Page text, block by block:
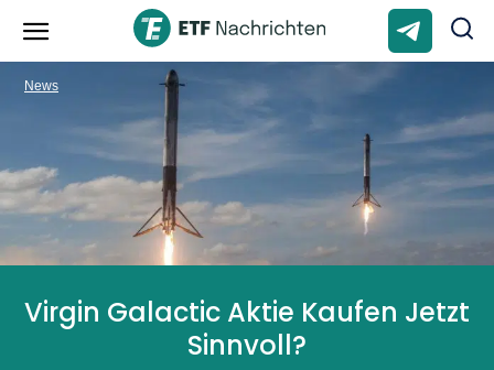
Virgin Galactic Aktie Kaufen Jetzt
Sinnvoll?
News